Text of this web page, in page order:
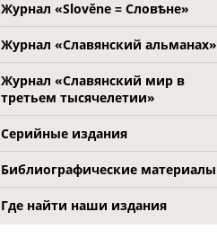
Журнал «Slověne = Словѣне»
Журнал «Славянский альманах»
Журнал «Славянский мир в
третьем тысячелетии»
Серийные издания
Библиографические материалы
Где найти наши издания